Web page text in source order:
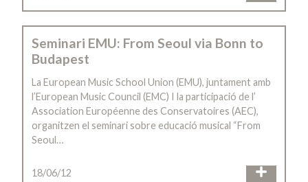
Seminari EMU: From Seoul via Bonn to
Budapest
La European Music School Union (EMU), juntament amb
l’European Music Council (EMC) I la participació de l’
Association Européenne des Conservatoires (AEC),
organitzen el seminari sobre educació musical “From
Seoul…
18/06/12